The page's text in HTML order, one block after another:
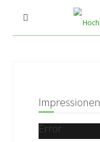
Impressionen
Error